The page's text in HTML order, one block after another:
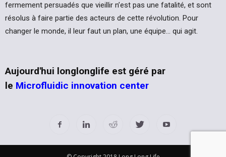
fermement persuadés que vieillir n’est pas une fatalité, et sont
résolus à faire partie des acteurs de cette révolution. Pour
changer le monde, il leur faut un plan, une équipe… qui agit.
Aujourd'hui longlonglife est géré par
le Microfluidic innovation center